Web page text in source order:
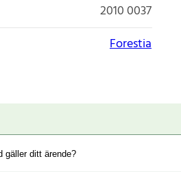
2010 0037
Forestia